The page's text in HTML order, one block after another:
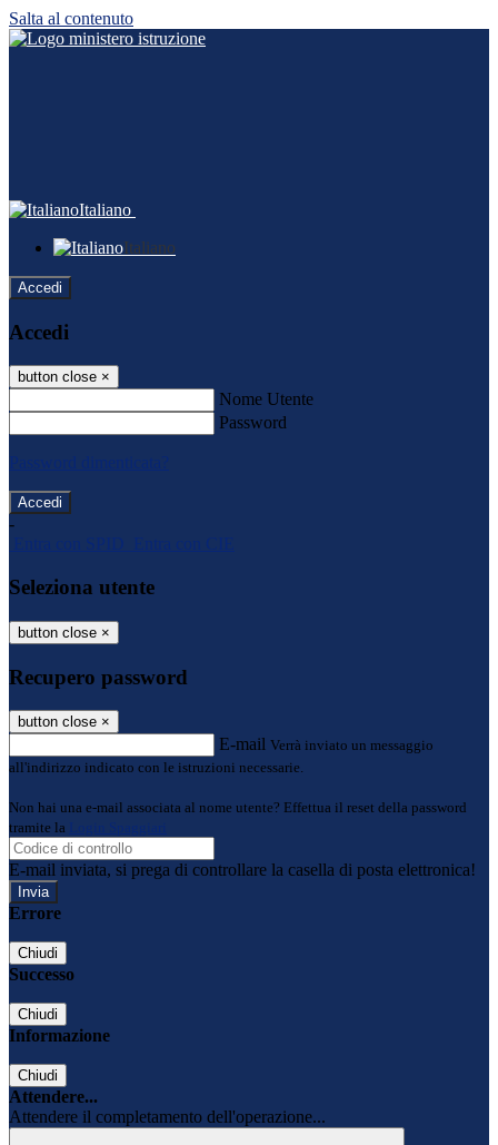
Salta al contenuto
Italiano
Italiano
Accedi
Accedi
button close ×
Nome Utente
Password
Password dimenticata?
-
Entra con SPID
Entra con CIE
Seleziona utente
button close ×
Recupero password
button close ×
E-mail Verrà inviato un messaggio
all'indirizzo indicato con le istruzioni necessarie.
Non hai una e-mail associata al nome utente? Effettua il reset della password
tramite la
Login Spaggiari
E-mail inviata, si prega di controllare la casella di posta elettronica!
Errore
Chiudi
Successo
Chiudi
Informazione
Chiudi
Attendere...
Attendere il completamento dell'operazione...